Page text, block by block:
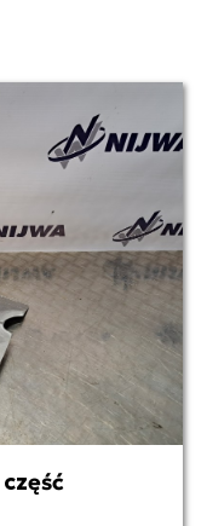
część